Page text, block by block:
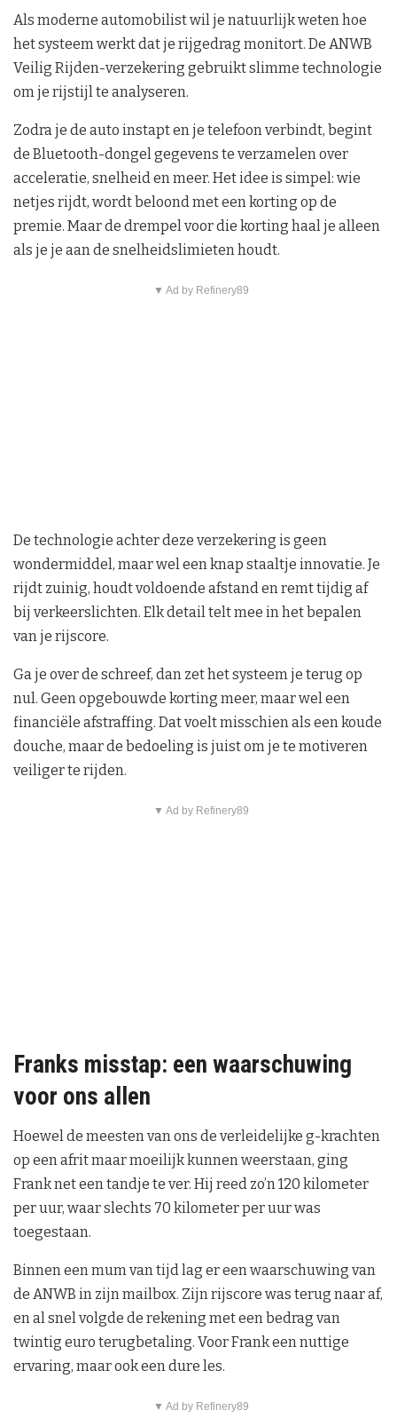
Als moderne automobilist wil je natuurlijk weten hoe
het systeem werkt dat je rijgedrag monitort. De ANWB
Veilig Rijden-verzekering gebruikt slimme technologie
om je rijstijl te analyseren.
Zodra je de auto instapt en je telefoon verbindt, begint
de Bluetooth-dongel gegevens te verzamelen over
acceleratie, snelheid en meer. Het idee is simpel: wie
netjes rijdt, wordt beloond met een korting op de
premie. Maar de drempel voor die korting haal je alleen
als je je aan de snelheidslimieten houdt.
▼ Ad by Refinery89
De technologie achter deze verzekering is geen
wondermiddel, maar wel een knap staaltje innovatie. Je
rijdt zuinig, houdt voldoende afstand en remt tijdig af
bij verkeerslichten. Elk detail telt mee in het bepalen
van je rijscore.
Ga je over de schreef, dan zet het systeem je terug op
nul. Geen opgebouwde korting meer, maar wel een
financiële afstraffing. Dat voelt misschien als een koude
douche, maar de bedoeling is juist om je te motiveren
veiliger te rijden.
▼ Ad by Refinery89
Franks misstap: een waarschuwing
voor ons allen
Hoewel de meesten van ons de verleidelijke g-krachten
op een afrit maar moeilijk kunnen weerstaan, ging
Frank net een tandje te ver. Hij reed zo’n 120 kilometer
per uur, waar slechts 70 kilometer per uur was
toegestaan.
Binnen een mum van tijd lag er een waarschuwing van
de ANWB in zijn mailbox. Zijn rijscore was terug naar af,
en al snel volgde de rekening met een bedrag van
twintig euro terugbetaling. Voor Frank een nuttige
ervaring, maar ook een dure les.
▼ Ad by Refinery89